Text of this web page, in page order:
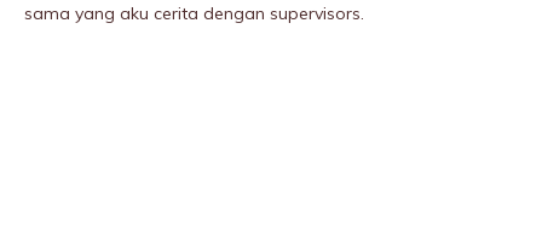
sama yang aku cerita dengan supervisors.